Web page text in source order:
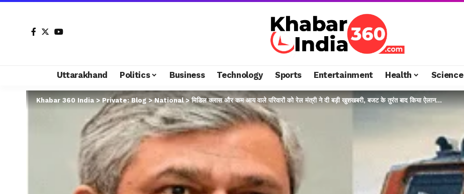
Uttarakhand Politics Business Technology Sports Entertainment Health Science
Khabar 360 India > Private: Blog >National>मिडिल क्लास और कम आय वाले परिवारों को रेल मंत्री ने दी बड़ी खुशखबरी, बजट के तुरंत बाद किया ऐलान…